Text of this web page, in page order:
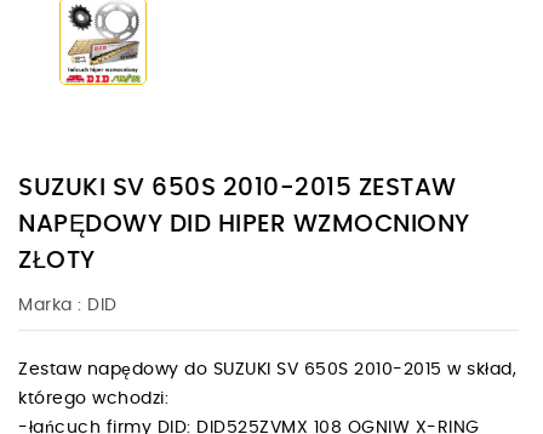
SUZUKI SV 650S 2010-2015 ZESTAW
NAPĘDOWY DID HIPER WZMOCNIONY
ZŁOTY
Marka : DID
Zestaw napędowy do SUZUKI SV 650S 2010-2015 w skład,
którego wchodzi:
-łańcuch firmy DID: DID525ZVMX 108 OGNIW X-RING